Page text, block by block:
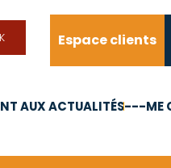
Espace clients
AUX ACTUALITÉS---ME